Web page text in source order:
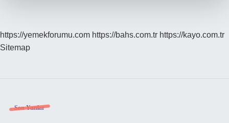
https://yemekforumu.com https://bahs.com.tr https://kayo.com.tr
Sitemap
Sidebar
Son Yazılar